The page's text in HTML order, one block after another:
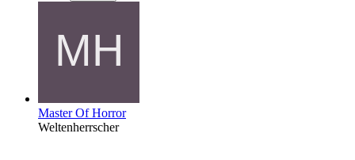
Master Of Horror
Weltenherrscher